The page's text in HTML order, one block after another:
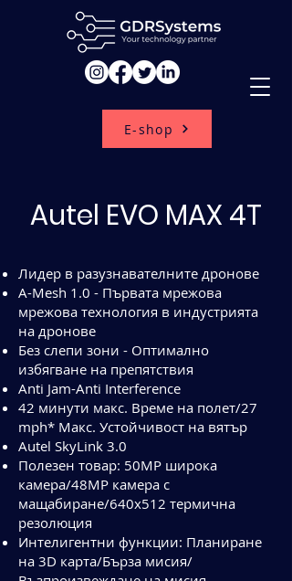
E-shop
Autel EVO MAX 4T
Лидер в разузнавателните дронове
A-Mesh 1.0 - Първата мрежова
мрежова технология в индустрията
на дронове
Без слепи зони - Оптимално
избягване на препятствия
Anti Jam-Anti Interference
42 минути макс. Време на полет/27
mph* Макс. Устойчивост на вятър
Autel SkyLink 3.0
Полезен товар: 50MP широка
камера/48MP камера с
мащабиране/640x512 термична
резолюция
Интелигентни функции: Планиране
на 3D карта/Бърза мисия/